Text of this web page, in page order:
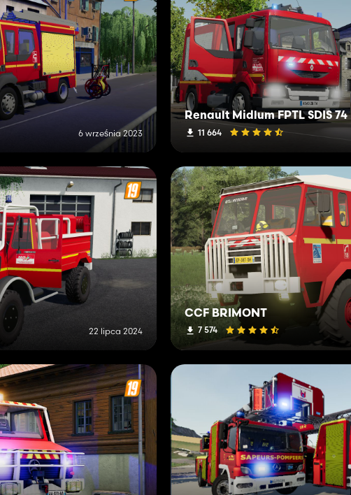
6 września 2023
Renault Midlum FPTL SDIS 74
11 664
22 lipca 2024
CCF BRIMONT
7 574